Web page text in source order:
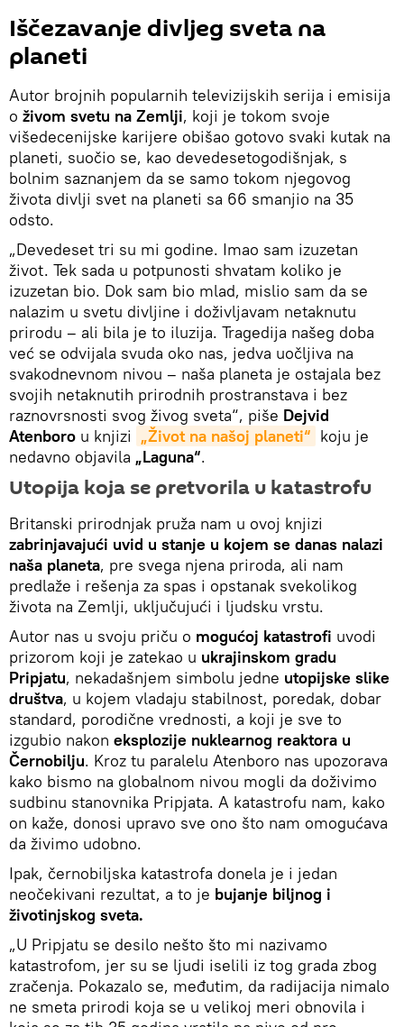
Iščezavanje divljeg sveta na
planeti
Autor brojnih popularnih televizijskih serija i emisija
o živom svetu na Zemlji, koji je tokom svoje
višedecenijske karijere obišao gotovo svaki kutak na
planeti, suočio se, kao devedesetogodišnjak, s
bolnim saznanjem da se samo tokom njegovog
života divlji svet na planeti sa 66 smanjio na 35
odsto.
„Devedeset tri su mi godine. Imao sam izuzetan
život. Tek sada u potpunosti shvatam koliko je
izuzetan bio. Dok sam bio mlad, mislio sam da se
nalazim u svetu divljine i doživljavam netaknutu
prirodu – ali bila je to iluzija. Tragedija našeg doba
već se odvijala svuda oko nas, jedva uočljiva na
svakodnevnom nivou – naša planeta je ostajala bez
svojih netaknutih prirodnih prostranstava i bez
raznovrsnosti svog živog sveta“, piše Dejvid
Atenboro u knjizi „Život na našoj planeti“ koju je
nedavno objavila „Laguna“.
Utopija koja se pretvorila u katastrofu
Britanski prirodnjak pruža nam u ovoj knjizi
zabrinjavajući uvid u stanje u kojem se danas nalazi
naša planeta, pre svega njena priroda, ali nam
predlaže i rešenja za spas i opstanak svekolikog
života na Zemlji, uključujući i ljudsku vrstu.
Autor nas u svoju priču o mogućoj katastrofi uvodi
prizorom koji je zatekao u ukrajinskom gradu
Pripjatu, nekadašnjem simbolu jedne utopijske slike
društva, u kojem vladaju stabilnost, poredak, dobar
standard, porodične vrednosti, a koji je sve to
izgubio nakon eksplozije nuklearnog reaktora u
Černobilju. Kroz tu paralelu Atenboro nas upozorava
kako bismo na globalnom nivou mogli da doživimo
sudbinu stanovnika Pripjata. A katastrofu nam, kako
on kaže, donosi upravo sve ono što nam omogućava
da živimo udobno.
Ipak, černobiljska katastrofa donela je i jedan
neočekivani rezultat, a to je bujanje biljnog i
životinjskog sveta.
„U Pripjatu se desilo nešto što mi nazivamo
katastrofom, jer su se ljudi iselili iz tog grada zbog
zračenja. Pokazalo se, međutim, da radijacija nimalo
ne smeta prirodi koja se u velikoj meri obnovila i